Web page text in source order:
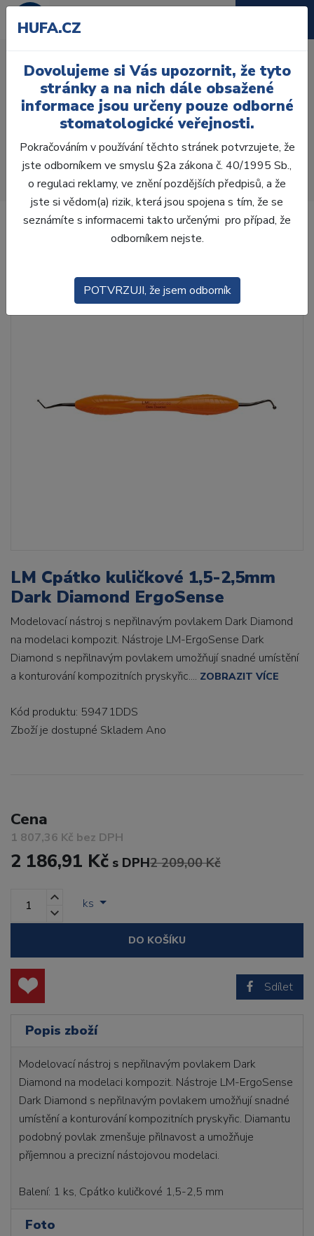
2,5mm Dark Diamond
ErgoSence
Ruční nástroje
Modelovací nástroje
Cpátka
LM Cpátko kuličkové 1,5-2,5mm Dark Diamond
ErgoSense
LM Cpátko kuličkové 1,5-2,5mm
Dark Diamond ErgoSense
Modelovací nástroj s nepřilnavým povlakem Dark Diamond
na modelaci kompozit. Nástroje LM-ErgoSense Dark
Diamond s nepřilnavým povlakem umožňují snadné umístění
a konturování kompozitních pryskyřic.... ZOBRAZIT VÍCE
Kód produktu: 59471DDS
Zboží je dostupné Skladem Ano
Cena
1 807,36 Kč bez DPH
2 186,91 Kč s DPH2 209,00 Kč
ks
DO KOŠÍKU
Sdílet
Popis zboží
Modelovací nástroj s nepřilnavým povlakem Dark
Diamond na modelaci kompozit. Nástroje LM-ErgoSense
Dark Diamond s nepřilnavým povlakem umožňují snadné
umístění a konturování kompozitních pryskyřic. Diamantu
podobný povlak zmenšuje přilnavost a umožňuje
příjemnou a precizní nástojovou modelaci.
Balení: 1 ks, Cpátko kuličkové 1,5-2,5 mm
Foto
HUFA.CZ
Dovolujeme si Vás upozornit, že tyto
stránky a na nich dále obsažené
informace jsou určeny pouze odborné
stomatologické veřejnosti.
Pokračováním v používání těchto stránek potvrzujete, že
jste odborníkem ve smyslu §2a zákona č. 40/1995 Sb.,
o regulaci reklamy, ve znění pozdějších předpisů, a že
jste si vědom(a) rizik, která jsou spojena s tím, že se
seznámíte s informacemi takto určenými pro případ, že
odborníkem nejste.
POTVRZUJI, že jsem odborník